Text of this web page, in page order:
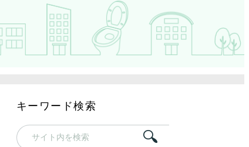
キーワード検索